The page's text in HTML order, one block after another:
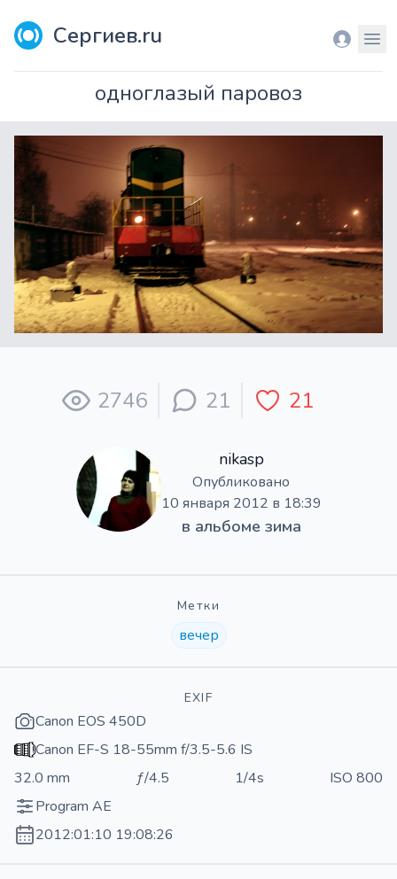
Сергиев.ru Вход
одноглазый паровоз
2746 21 21
nikasp
Опубликовано
10 января 2012 в 18:39
в альбоме зима
Метки
вечер
EXIF
Canon EOS 450D
Canon EF-S 18-55mm f/3.5-5.6 IS
32.0 mm
ƒ/4.5 1/4s
ISO 800
Program AE
2012:01:10 19:08:26